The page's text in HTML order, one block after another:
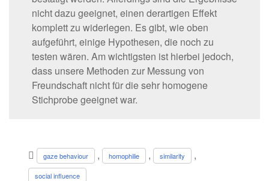
nicht dazu geeignet, einen derartigen Effekt
komplett zu widerlegen. Es gibt, wie oben
aufgeführt, einige Hypothesen, die noch zu
testen wären. Am wichtigsten ist hierbei jedoch,
dass unsere Methoden zur Messung von
Freundschaft nicht für die sehr homogene
Stichprobe geeignet war.
gaze behaviour , homophilie , similarity ,
social influence